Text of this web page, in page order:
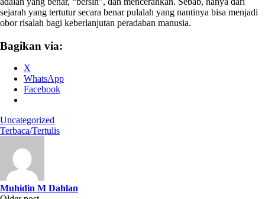
sejarah yang tertutur secara benar pulalah yang nantinya bisa menjadi
obor risalah bagi keberlanjutan peradaban manusia.
Bagikan via:
X
WhatsApp
Facebook
Uncategorized
Terbaca/Tertulis
Muhidin M Dahlan